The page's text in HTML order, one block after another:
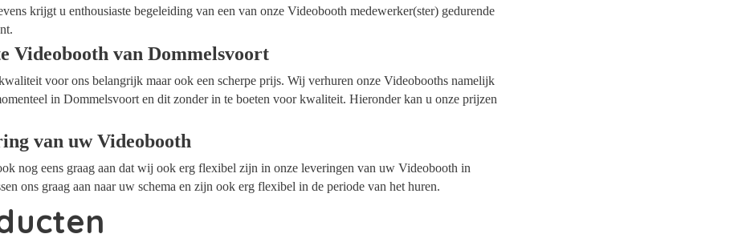
krijgt u enthousiaste begeleiding van een van onze Videobooth medewerker(ster) gedurende
Videobooth van Dommelsvoort
voor ons belangrijk maar ook een scherpe prijs. Wij verhuren onze Videobooths namelijk
in Dommelsvoort en dit zonder in te boeten voor kwaliteit. Hieronder kan u onze prijzen
van uw Videobooth
nog eens graag aan dat wij ook erg flexibel zijn in onze leveringen van uw Videobooth in
ons graag aan naar uw schema en zijn ook erg flexibel in de periode van het huren.